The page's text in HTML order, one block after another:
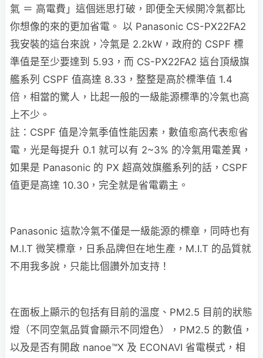
氣 ＝ 高電費」這個迷思打破，即便全天候開冷氣都比
你想像的來的更加省電。 以 Panasonic CS-PX22FA2
我安裝的這台來說，冷氣是 2.2kW，政府的 CSPF 標
準值是至少要達到 5.93，而 CS-PX22FA2 這台頂級旗
艦系列 CSPF 值高達 8.33，整整是高於標準值 1.4
倍，相當的驚人，比起一般的一級能源標準的冷氣也高
上不少。
註：CSPF 值是冷氣季值性能因素，數值愈高代表愈省
電，光是每提升 0.1 就可以有 2~3% 的冷氣用電差異，
如果是 Panasonic 的 PX 超高效旗艦系列的話，CSPF
值更是高達 10.30，完全就是省電霸主。
Panasonic 這款冷氣不僅是一級能源的標章，同時也有
M.I.T 微笑標章，日系品牌但在地生產，M.I.T 的品質就
不用我多說，只能比個讚外加支持！
在面板上顯示的包括有目前的溫度、PM2.5 目前的狀態
燈（不同空氣品質會顯示不同燈色），PM2.5 的數值，
以及是否有開啟 nanoe™X 及 ECONAVI 省電模式，相